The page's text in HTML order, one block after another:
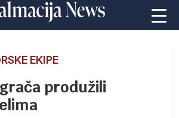
EKIPE
produžili